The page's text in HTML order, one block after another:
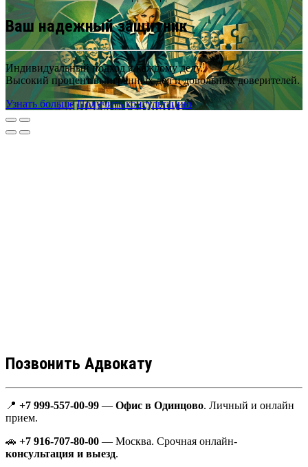
Ваш надежный защитник
Индивидуальный подход к каждому делу.
Высокий процент выигранных дел и довольных доверителей.
Узнать больше Получить консультацию
Позвонить Адвокату
📍 +7 999-557-00-99 — Офис в Одинцово. Личный и онлайн
прием.
🚗 +7 916-707-80-00 — Москва. Срочная онлайн-
консультация и выезд.